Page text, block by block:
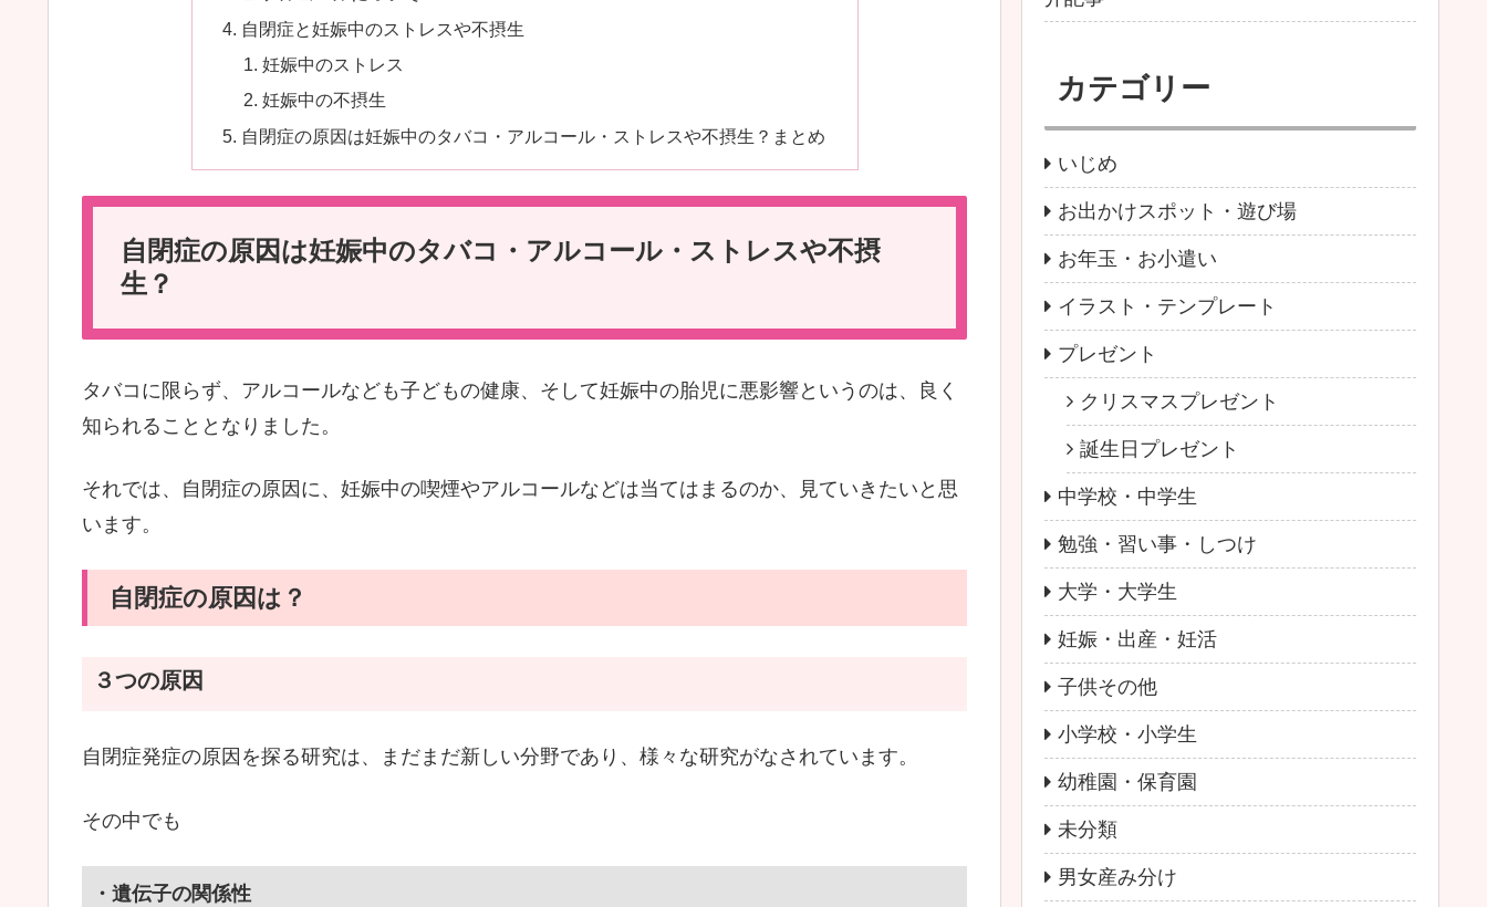
自閉症と妊娠中のストレスや不摂生
妊娠中のストレス
妊娠中の不摂生
自閉症の原因は妊娠中のタバコ・アルコール・ストレスや不摂生？まとめ
自閉症の原因は妊娠中のタバコ・アルコール・ストレスや不摂
生？
タバコに限らず、アルコールなども子どもの健康、そして妊娠中の胎児に悪影響というのは、良く
知られることとなりました。
それでは、自閉症の原因に、妊娠中の喫煙やアルコールなどは当てはまるのか、見ていきたいと思
います。
自閉症の原因は？
３つの原因
自閉症発症の原因を探る研究は、まだまだ新しい分野であり、様々な研究がなされています。
その中でも
・遺伝子の関係性
カテゴリー
いじめ
お出かけスポット・遊び場
お年玉・お小遣い
イラスト・テンプレート
プレゼント
クリスマスプレゼント
誕生日プレゼント
中学校・中学生
勉強・習い事・しつけ
大学・大学生
妊娠・出産・妊活
子供その他
小学校・小学生
幼稚園・保育園
未分類
男女産み分け